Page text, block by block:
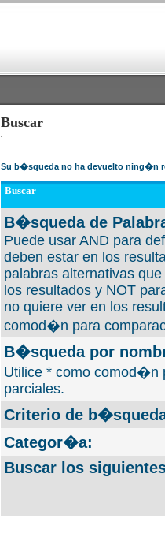
Buscar
Su b�squeda no ha devuelto ning�n
Buscar
B�squeda de
Puede usar AND para
deben estar en los
palabras alternativas
los resultados y NOT
no quiere ver en los
comod�n para
B�squeda por
Utilice * como comod�n
parciales.
Criterio de
Categor�a:
Buscar los